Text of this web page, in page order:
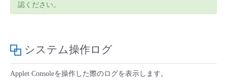
サポート
管理機能
すべてのメニューを見る
モニタリング/監査
サポート
管理機能
ネットワーク
IoT
モニタリング/監査
- 新規お申し込み方法
- 初期設定・確認
- セキュリティ・監査
- IoT
サービス稼働状況
故障/メンテナンス履歴
メンテナンス予定
販売パートナー向けプログラム
トレーニング/操作動画
認ください。
システム操作ログ
Applet Consoleを操作した際のログを表示します。